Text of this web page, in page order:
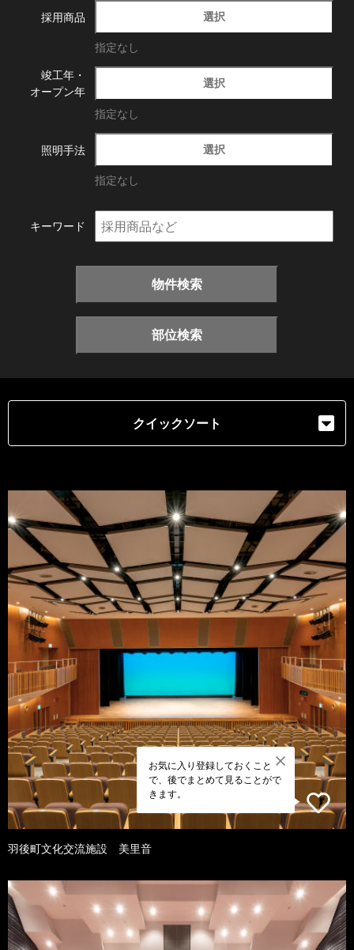
採用商品 選択
指定なし
竣工年・
オープン年
選択
指定なし
照明手法 選択
指定なし
キーワード
物件検索
部位検索
クイックソート
お気に入り登録しておくこと
で、後でまとめて見ることがで
きます。
羽後町文化交流施設 美里音